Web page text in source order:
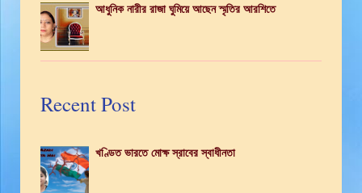
আধুনিক নারীর রাজা ঘুমিয়ে আছেন স্মৃতির আরশিতে
Recent Post
খণ্ডিত ভারতে মোক্ষ স্রাবের স্বাধীনতা